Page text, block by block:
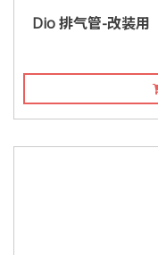
Dio 排气管-改装用